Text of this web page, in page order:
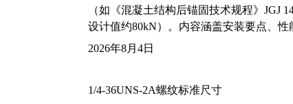
（如《混凝土结构后锚固技术规程》JGJ
设计值约80kN）。内容涵盖安装要点、
2026年8月4日
1/4-36UNS-2A螺纹标准尺寸